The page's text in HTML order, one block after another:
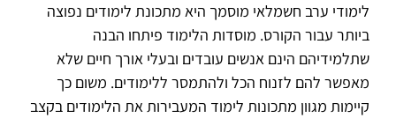
לימודי ערב חשמלאי מוסמך היא מתכונת לימודים נפוצה
ביותר עבור הקורס. מוסדות הלימוד פיתחו הבנה
שתלמידיהם הינם אנשים עובדים ובעלי אורך חיים שלא
מאפשר להם לזנוח הכל ולהתמסר ללימודים. משום כך
קיימות מגוון מתכונות לימוד המעבירות את הלימודים בקצב